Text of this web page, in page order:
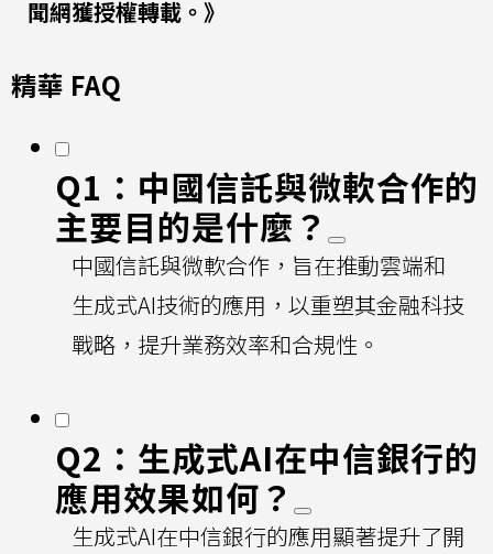
聞網獲授權轉載。》
精華 FAQ
Q1：中國信託與微軟合作的
主要目的是什麼？
中國信託與微軟合作，旨在推動雲端和
生成式AI技術的應用，以重塑其金融科技
戰略，提升業務效率和合規性。
Q2：生成式AI在中信銀行的
應用效果如何？
生成式AI在中信銀行的應用顯著提升了開